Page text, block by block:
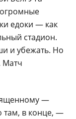
едоки — как
стадион.
и убежать. Но
Матч
—
там, в конце, —